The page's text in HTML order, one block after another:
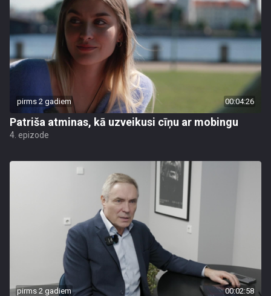
pirms 2 gadiem 00:04:26
Patriša atminas, kā uzveikusi cīņu ar mobingu
4. epizode
pirms 2 gadiem 00:02:58